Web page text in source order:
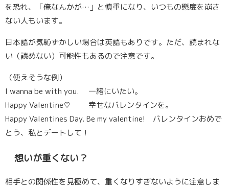
を恐れ、「俺なんかが…」と慎重になり、いつもの態度を崩さ
ない人もいます。
日本語が気恥ずかしい場合は英語もありです。ただ、読まれな
い（読めない）可能性もあるので注意です。
（使えそうな例）
I wanna be with you. 一緒にいたい。
Happy Valentine♡ 幸せなバレンタインを。
Happy Valentines Day. Be my valentine! バレンタインおめで
とう、私とデートして！
想いが重くない？
相手との関係性を見極めて、重くなりすぎないように注意しま